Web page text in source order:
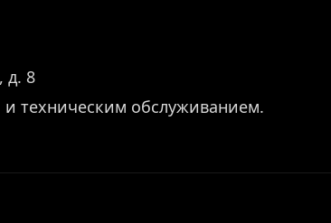
д. 8
техническим обслуживанием.